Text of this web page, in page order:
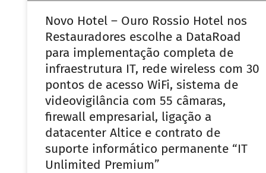
Novo Hotel – Ouro Rossio Hotel nos
Restauradores escolhe a DataRoad
para implementação completa de
infraestrutura IT, rede wireless com 30
pontos de acesso WiFi, sistema de
videovigilância com 55 câmaras,
firewall empresarial, ligação a
datacenter Altice e contrato de
suporte informático permanente “IT
Unlimited Premium”